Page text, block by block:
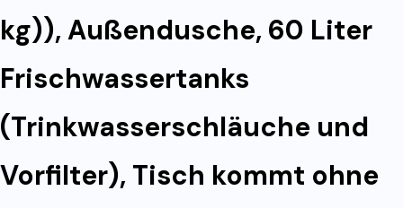
kg)), Außendusche, 60 Liter
Frischwassertanks
(Trinkwasserschläuche und
Vorfilter), Tisch kommt ohne